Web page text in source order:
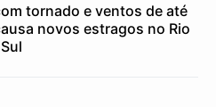
tornado e ventos de até
novos estragos no Rio